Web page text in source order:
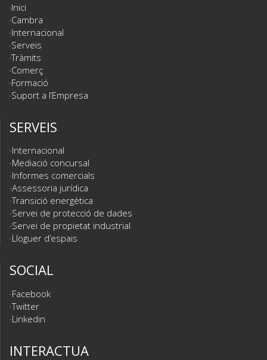
Inici
Cambra
Internacional
Serveis
Tràmits
Comerç
Formació
Suport a l’Empresa
SERVEIS
Internacional
Mediació concursal
Informes comercials
Assessoria jurídica
Transició energètica
Servei de protecció de dades
Servei de propietat industrial
Lloguer d’espais
SOCIAL
Facebook
Twitter
Linkedin
INTERACTUA